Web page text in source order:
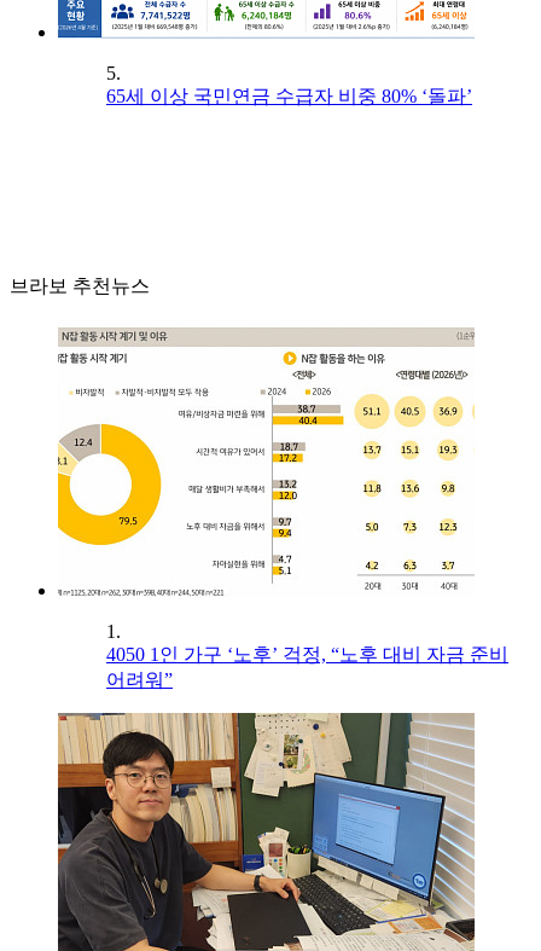
5.
65세 이상 국민연금 수급자 비중 80% ‘돌파’
브라보 추천뉴스
1.
4050 1인 가구 ‘노후’ 걱정, “노후 대비 자금 준비
어려워”